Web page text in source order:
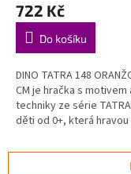
722 Kč
Do košíku
DINO TATRA 148
CM je hračka s motivem
techniky ze série
děti od 0+, která
hraní a rozvoji